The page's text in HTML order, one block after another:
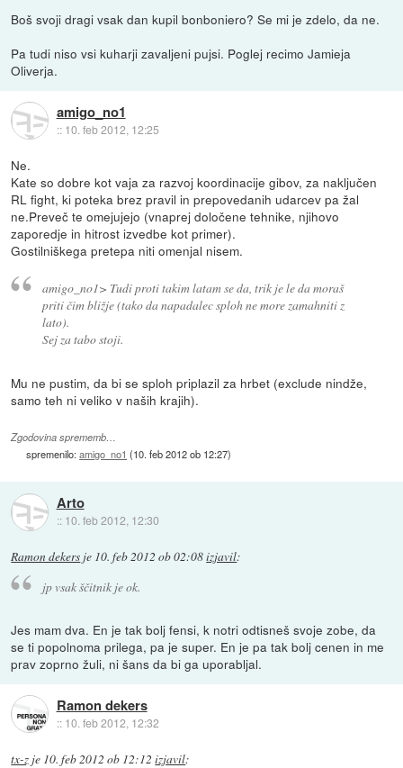
Boš svoji dragi vsak dan kupil bonboniero? Se mi je zdelo, da ne.
Pa tudi niso vsi kuharji zavaljeni pujsi. Poglej recimo Jamieja
Oliverja.
amigo_no1
:: 10. feb 2012, 12:25
Ne.
Kate so dobre kot vaja za razvoj koordinacije gibov, za naključen
RL fight, ki poteka brez pravil in prepovedanih udarcev pa žal
ne.Preveč te omejujejo (vnaprej določene tehnike, njihovo
zaporedje in hitrost izvedbe kot primer).
Gostilniškega pretepa niti omenjal nisem.
amigo_no1> Tudi proti takim latam se da, trik je le da moraš
priti čim bližje (tako da napadalec sploh ne more zamahniti z
lato).
Sej za tabo stoji.
Mu ne pustim, da bi se sploh priplazil za hrbet (exclude nindže,
samo teh ni veliko v naših krajih).
Zgodovina sprememb…
spremenilo:amigo_no1 (10. feb 2012 ob 12:27)
Arto
:: 10. feb 2012, 12:30
Ramon dekers je 10. feb 2012 ob 02:08izjavil:
jp vsak ščitnik je ok.
Jes mam dva. En je tak bolj fensi, k notri odtisneš svoje zobe, da
se ti popolnoma prilega, pa je super. En je pa tak bolj cenen in me
prav zoprno žuli, ni šans da bi ga uporabljal.
Ramon dekers
:: 10. feb 2012, 12:32
tx-z je 10. feb 2012 ob 12:12 izjavil: